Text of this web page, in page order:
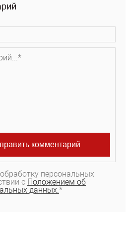
персональных
с Положением об
данных.*